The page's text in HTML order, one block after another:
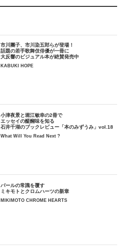
市川團子、市川染五郎らが登場！
話題の若手歌舞伎俳優が一冊に
大反響のビジュアル本が絶賛発売中
KABUKI HOPE
小津夜景と堀江敏幸の2冊で
エッセイの醍醐味を知る
石井千湖のブックレビュー「本のみずうみ」vol.18
What Will You Read Next ?
パールの常識を覆す
ミキモトとクロムハーツの新章
MIKIMOTO CHROME HEARTS